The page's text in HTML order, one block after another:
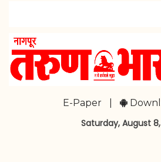
E-Paper
Saturday, August